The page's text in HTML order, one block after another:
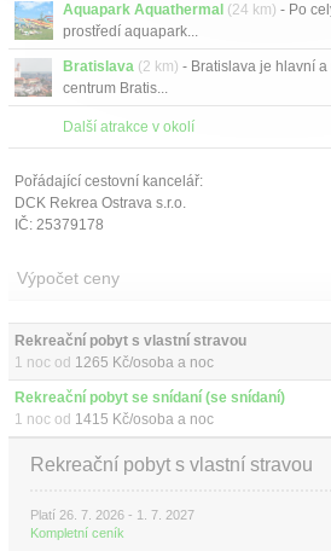
Aquapark Aquathermal (24 km) - Po
prostředí aquapark...
Bratislava (2 km) - Bratislava je hlavní
centrum Bratis...
Další atrakce v okolí
Pořádající cestovní kancelář:
DCK Rekrea Ostrava s.r.o.
IČ: 25379178
Výpočet ceny
Rekreační pobyt s vlastní stravou
1 noc od 1265 Kč/osoba a noc
Rekreační pobyt se snídaní (se snídaní)
1 noc od 1415 Kč/osoba a noc
Rekreační pobyt s vlastní stravou
Platí 26. 7. 2026 - 1. 7. 2027
Kompletní ceník